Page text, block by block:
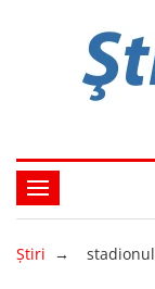
Ştiri → stadionul